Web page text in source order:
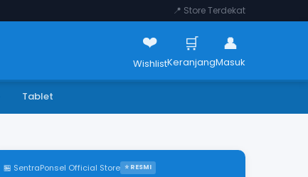
📍 Store Terdekat
❤️
Wishlist
🛒
Keranjang
👤
Masuk
Tablet
🏪 SentraPonsel Official Store ⭐ RESMI